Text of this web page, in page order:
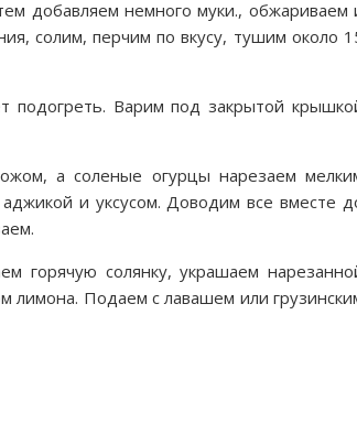
добавляем немного муки., обжариваем
солим, перчим по вкусу, тушим около
подогреть. Варим под закрытой
а соленые огурцы нарезаем
и уксусом. Доводим все вместе
горячую солянку, украшаем
лимона. Подаем с лавашем или